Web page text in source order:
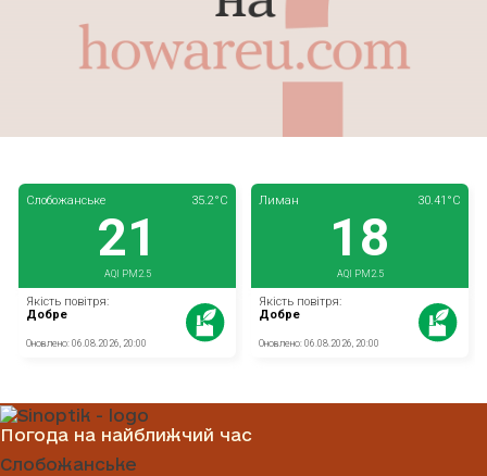
Погода на найближчий час
Слобожанське